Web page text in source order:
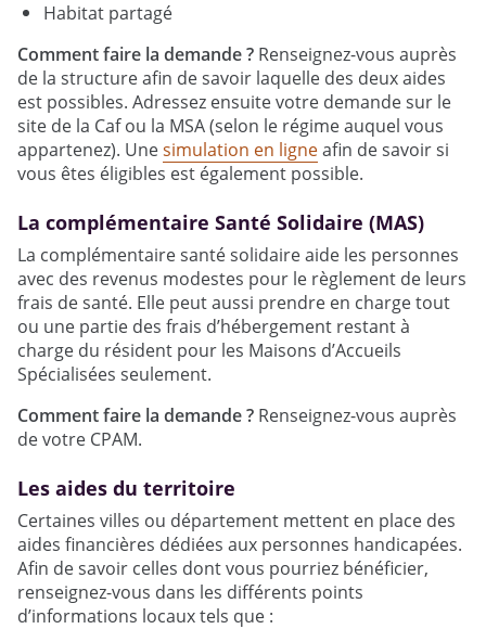
Habitat partagé
Comment faire la demande ? Renseignez-vous auprès
de la structure afin de savoir laquelle des deux aides
est possibles. Adressez ensuite votre demande sur le
site de la Caf ou la MSA (selon le régime auquel vous
appartenez). Unesimulation en ligneafin de savoir si
vous êtes éligibles est également possible.
La complémentaire Santé Solidaire (MAS)
La complémentaire santé solidaire aide les personnes
avec des revenus modestes pour le règlement de leurs
frais de santé. Elle peut aussi prendre en charge tout
ou une partie des frais d’hébergement restant à
charge du résident pour les Maisons d’Accueils
Spécialisées seulement.
Comment faire la demande ? Renseignez-vous auprès
de votre CPAM.
Les aides du territoire
Certaines villes ou département mettent en place des
aides financières dédiées aux personnes handicapées.
Afin de savoir celles dont vous pourriez bénéficier,
renseignez-vous dans les différents points
d’informations locaux tels que :